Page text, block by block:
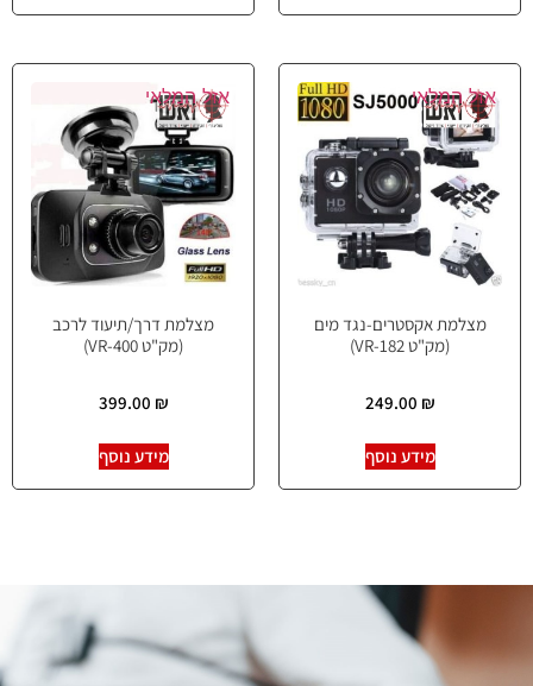
אזל המלאי
מצלמת אקסטרים-נגד מים
(מק"ט VR-182)
249.00 ₪
מידע נוסף
אזל המלאי
מצלמת דרך/תיעוד לרכב
(מק"ט VR-400)
399.00 ₪
מידע נוסף